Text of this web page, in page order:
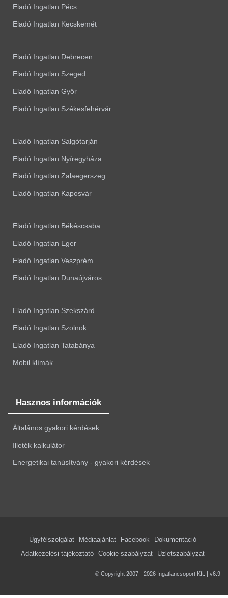
Eladó Ingatlan Pécs
Eladó Ingatlan Kecskemét
Eladó Ingatlan Debrecen
Eladó Ingatlan Szeged
Eladó Ingatlan Győr
Eladó Ingatlan Székesfehérvár
Eladó Ingatlan Salgótarján
Eladó Ingatlan Nyíregyháza
Eladó Ingatlan Zalaegerszeg
Eladó Ingatlan Kaposvár
Eladó Ingatlan Békéscsaba
Eladó Ingatlan Eger
Eladó Ingatlan Veszprém
Eladó Ingatlan Dunaújváros
Eladó Ingatlan Szekszárd
Eladó Ingatlan Szolnok
Eladó Ingatlan Tatabánya
Mobil klímák
Hasznos információk
Általános gyakori kérdések
Illeték kalkulátor
Energetikai tanúsítvány - gyakori kérdések
Ügyfélszolgálat Médiaajánlat Facebook
Dokumentáció
Adatkezelési tájékoztató Cookie szabályzat Üzletszabályzat
® Copyright 2007 - 2026 Ingatlancsoport Kft. | v6.9